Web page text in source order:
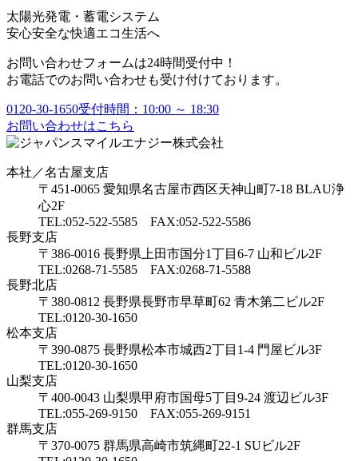
太陽光発電・蓄電システム
安心安全な快適エコ生活へ
お問い合わせフォームは24時間受付中！
お電話でのお問い合わせも受け付けております。
0120-30-1650受付時間：10:00 ～ 18:30
お問い合わせはこちら
本社／名古屋支店
〒451-0065 愛知県名古屋市西区天神山町7-18 BLAU浄
心2F
TEL:052-522-5585 FAX:052-522-5586
長野支店
〒386-0016 長野県上田市国分1丁目6-7 山和ビル2F
TEL:0268-71-5585 FAX:0268-71-5588
長野北店
〒380-0812 長野県長野市早草町62 青木第二ビル2F
TEL:0120-30-1650
松本支店
〒390-0875 長野県松本市城西2丁目1-4 門屋ビル3F
TEL:0120-30-1650
山梨支店
〒400-0043 山梨県甲府市国母5丁目9-24 渡辺ビル3F
TEL:055-269-9150 FAX:055-269-9151
群馬支店
〒370-0075 群馬県高崎市筑縄町22-1 SUビル2F